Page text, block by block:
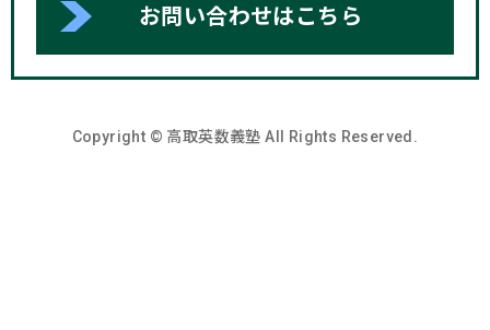
お問い合わせはこちら
Copyright © 高取英数義塾 All Rights Reserved.